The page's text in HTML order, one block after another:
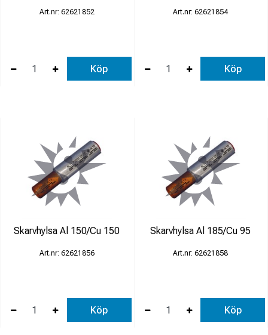
62621852
Köp
62621854
Köp
Skarvhylsa Al 150/Cu 150
62621856
Köp
Skarvhylsa Al 185/Cu 95
62621858
Köp